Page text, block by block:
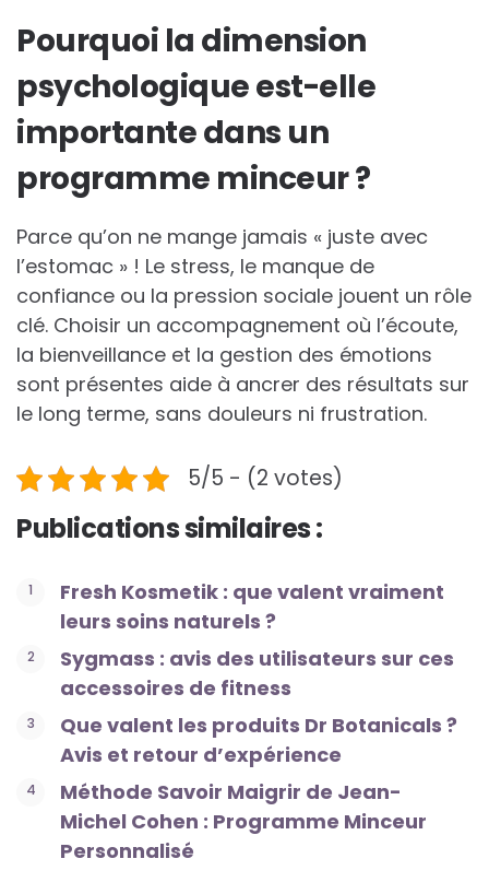
Pourquoi la dimension
psychologique est-elle
importante dans un
programme minceur ?
Parce qu’on ne mange jamais « juste avec
l’estomac » ! Le stress, le manque de
confiance ou la pression sociale jouent un rôle
clé. Choisir un accompagnement où l’écoute,
la bienveillance et la gestion des émotions
sont présentes aide à ancrer des résultats sur
le long terme, sans douleurs ni frustration.
5/5 - (2 votes)
Publications similaires :
Fresh Kosmetik : que valent vraiment
leurs soins naturels ?
Sygmass : avis des utilisateurs sur ces
accessoires de fitness
Que valent les produits Dr Botanicals ?
Avis et retour d’expérience
Méthode Savoir Maigrir de Jean-
Michel Cohen : Programme Minceur
Personnalisé